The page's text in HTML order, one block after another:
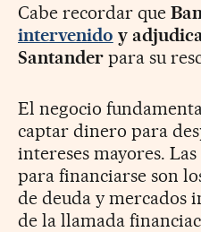
Cabe recordar que
intervenido y
Santanderpara su
El negocio
captar dinero para
intereses mayores.
para financiarse son
de deuda y mercados
de la llamada